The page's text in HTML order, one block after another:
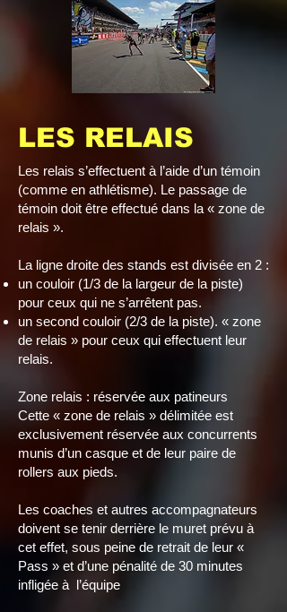
LES RELAIS
Les relais s’effectuent à l’aide d’un témoin
(comme en athlétisme). Le passage de
témoin doit être effectué dans la « zone de
relais ».
La ligne droite des stands est divisée en 2 :
un couloir (1/3 de la largeur de la piste)
pour ceux qui ne s’arrêtent pas.
un second couloir (2/3 de la piste). « zone
de relais » pour ceux qui effectuent leur
relais.
Zone relais : réservée aux patineurs
Cette « zone de relais » délimitée est
exclusivement réservée aux concurrents
munis d’un casque et de leur paire de
rollers aux pieds.
Les coaches et autres accompagnateurs
doivent se tenir derrière le muret prévu à
cet effet, sous peine de retrait de leur «
Pass » et d’une pénalité de 30 minutes
infligée à l’équipe